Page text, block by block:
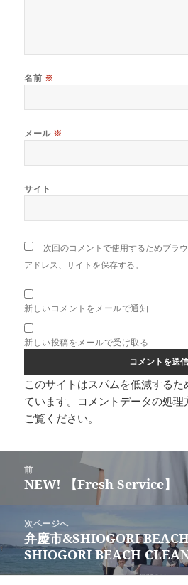
名前 ※
メール ※
サイト
次回のコメントで使用するためブラ
アドレス、サイトを保存する。
新しいコメントをメールで通知
新しい投稿をメールで受け取る
このサイトはスパムを低減する
ています。 コメントデータの処
ご覧ください。
ー
シ
ョ
前
前
投
稿:
NEW! 【Fresh Service】
次ページへ
次
の
投
弁慶市&SHIOGORI
SHIOGORI BEACH